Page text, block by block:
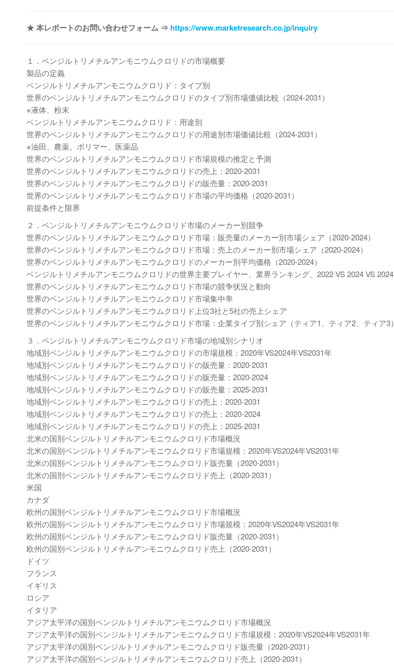
★ 本レポートのお問い合わせフォーム ⇒ https://www.marketresearch.co.jp/inquiry
１．ベンジルトリメチルアンモニウムクロリドの市場概要
製品の定義
ベンジルトリメチルアンモニウムクロリド：タイプ別
世界のベンジルトリメチルアンモニウムクロリドのタイプ別市場価値比較（2024-2031）
※液体、粉末
ベンジルトリメチルアンモニウムクロリド：用途別
世界のベンジルトリメチルアンモニウムクロリドの用途別市場価値比較（2024-2031）
※油田、農薬、ポリマー、医薬品
世界のベンジルトリメチルアンモニウムクロリド市場規模の推定と予測
世界のベンジルトリメチルアンモニウムクロリドの売上：2020-2031
世界のベンジルトリメチルアンモニウムクロリドの販売量：2020-2031
世界のベンジルトリメチルアンモニウムクロリド市場の平均価格（2020-2031）
前提条件と限界
２．ベンジルトリメチルアンモニウムクロリド市場のメーカー別競争
世界のベンジルトリメチルアンモニウムクロリド市場：販売量のメーカー別市場シェア（2020-2024）
世界のベンジルトリメチルアンモニウムクロリド市場：売上のメーカー別市場シェア（2020-2024）
世界のベンジルトリメチルアンモニウムクロリドのメーカー別平均価格（2020-2024）
ベンジルトリメチルアンモニウムクロリドの世界主要プレイヤー、業界ランキング、2022 VS 2024 VS 2024
世界のベンジルトリメチルアンモニウムクロリド市場の競争状況と動向
世界のベンジルトリメチルアンモニウムクロリド市場集中率
世界のベンジルトリメチルアンモニウムクロリド上位3社と5社の売上シェア
世界のベンジルトリメチルアンモニウムクロリド市場：企業タイプ別シェア（ティア1、ティア2、ティア3）
３．ベンジルトリメチルアンモニウムクロリド市場の地域別シナリオ
地域別ベンジルトリメチルアンモニウムクロリドの市場規模：2020年VS2024年VS2031年
地域別ベンジルトリメチルアンモニウムクロリドの販売量：2020-2031
地域別ベンジルトリメチルアンモニウムクロリドの販売量：2020-2024
地域別ベンジルトリメチルアンモニウムクロリドの販売量：2025-2031
地域別ベンジルトリメチルアンモニウムクロリドの売上：2020-2031
地域別ベンジルトリメチルアンモニウムクロリドの売上：2020-2024
地域別ベンジルトリメチルアンモニウムクロリドの売上：2025-2031
北米の国別ベンジルトリメチルアンモニウムクロリド市場概況
北米の国別ベンジルトリメチルアンモニウムクロリド市場規模：2020年VS2024年VS2031年
北米の国別ベンジルトリメチルアンモニウムクロリド販売量（2020-2031）
北米の国別ベンジルトリメチルアンモニウムクロリド売上（2020-2031）
米国
カナダ
欧州の国別ベンジルトリメチルアンモニウムクロリド市場概況
欧州の国別ベンジルトリメチルアンモニウムクロリド市場規模：2020年VS2024年VS2031年
欧州の国別ベンジルトリメチルアンモニウムクロリド販売量（2020-2031）
欧州の国別ベンジルトリメチルアンモニウムクロリド売上（2020-2031）
ドイツ
フランス
イギリス
ロシア
イタリア
アジア太平洋の国別ベンジルトリメチルアンモニウムクロリド市場概況
アジア太平洋の国別ベンジルトリメチルアンモニウムクロリド市場規模：2020年VS2024年VS2031年
アジア太平洋の国別ベンジルトリメチルアンモニウムクロリド販売量（2020-2031）
アジア太平洋の国別ベンジルトリメチルアンモニウムクロリド売上（2020-2031）